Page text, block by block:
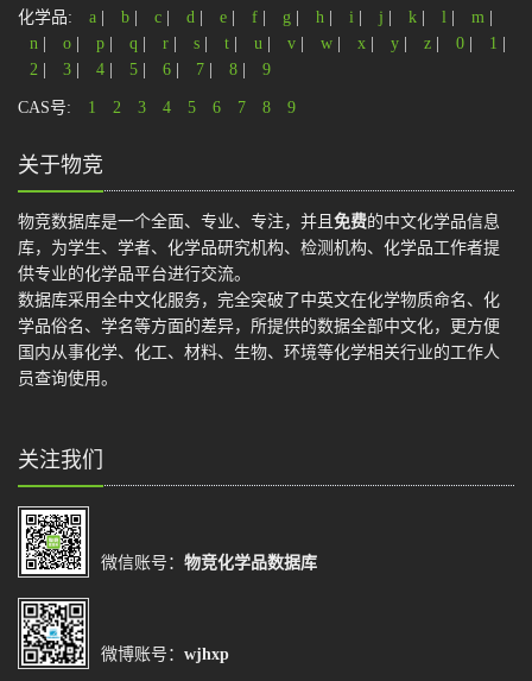
化学品: a b c d e f g h i j k l m
n
o p q r s t u v w x y z 0 1
2
3 4 5 6 7 8 9
CAS号: 1 2 3 4 5 6 7 8 9
关于物竞
物竞数据库是一个全面、专业、专注，并且 免费的中文化学品信息
库，为学生、学者、化学品研究机构、检测机构、化学品工作者提
供专业的化学品平台进行交流。
数据库采用全中文化服务，完全突破了中英文在化学物质命名、化
学品俗名、学名等方面的差异，所提供的数据全部中文化，更方便
国内从事化学、化工、材料、生物、环境等化学相关行业的工作人
员查询使用。
关注我们
微信账号： 物竞化学品数据库
微博账号： wjhxp